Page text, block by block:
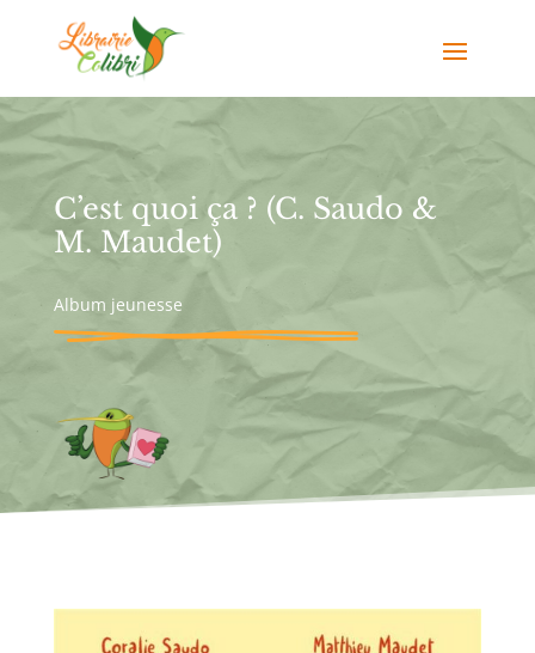
C’est quoi ça ? (C. Saudo &
M. Maudet)
Album jeunesse